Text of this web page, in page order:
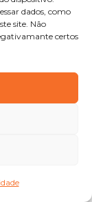
dados, como
site. Não
certos
Produtos
de Envio
do prazo
anterior à
e
se